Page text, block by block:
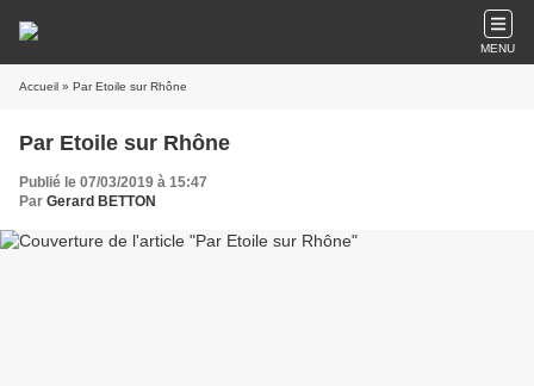
MENU
Accueil » Par Etoile sur Rhône
Par Etoile sur Rhône
Publié le 07/03/2019 à 15:47
Par Gerard BETTON